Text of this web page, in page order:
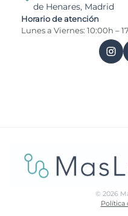
de Henares, Madrid
Horario de atención
Lunes a Viernes: 10:00h –
© 2026
Política